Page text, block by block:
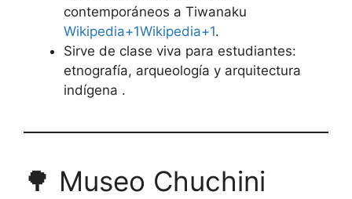
contemporáneos a Tiwanaku
Wikipedia+1Wikipedia+1.
Sirve de clase viva para estudiantes:
etnografía, arqueología y arquitectura
indígena .
🌳 Museo Chuchini